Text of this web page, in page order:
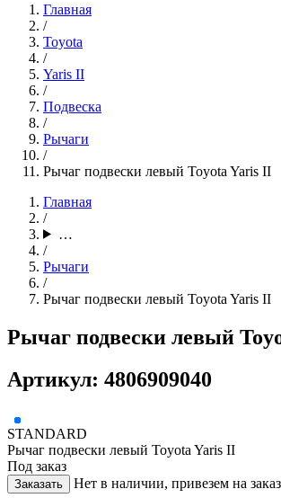
Главная
/
Toyota
/
Yaris II
/
Подвеска
/
Рычаги
/
Рычаг подвески левый Toyota Yaris II
Главная
/
…
/
Рычаги
/
Рычаг подвески левый Toyota Yaris II
Рычаг подвески левый
Артикул: 4806909040
STANDARD
Рычаг подвески левый Toyota Yaris II
Под заказ
Заказать Нет в наличии, привезем на заказ